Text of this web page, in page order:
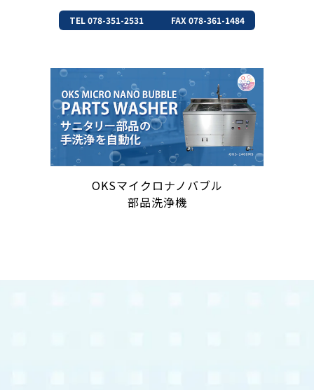
TEL 078-351-2531 FAX 078-361-1484
OKSマイクロナノバブル
部品洗浄機